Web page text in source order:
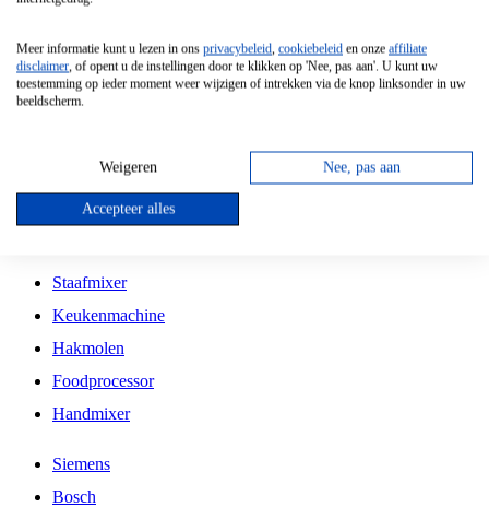
Vrijstaande Magnetron
Vrijstaande Kookplaat
Inbouw Gaskookplaat
Inbouw Keramische Kookplaat
Kookplaat Accessoires
Staafmixer
Keukenmachine
Hakmolen
Foodprocessor
Handmixer
Siemens
Bosch
Meer informatie kunt u lezen in ons privacybeleid, cookiebeleid en onze affiliate
disclaimer, of opent u de instellingen door te klikken op 'Nee, pas aan'. U kunt uw
toestemming op ieder moment weer wijzigen of intrekken via de knop linksonder in uw
beeldscherm.
Weigeren Nee, pas aan
Accepteer alles